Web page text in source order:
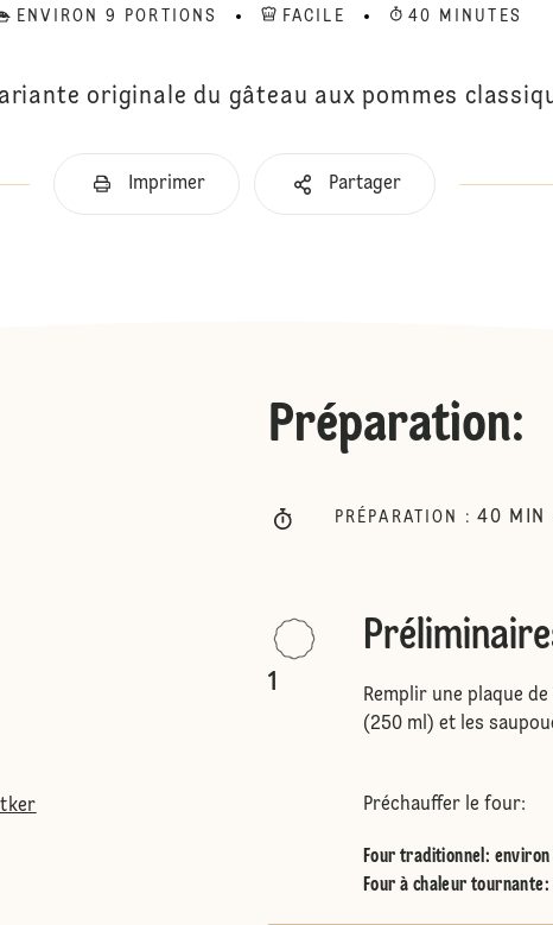
ENVIRON 9 PORTIONS FACILE 40 MINUTES
originale du gâteau aux pommes
Imprimer Partager
Préparation:
PRÉPARATION : 40 MIN
1
Remplir une plaque
(250 ml) et les
Préchauffer le four:
Four traditionnel : environ
Four à chaleur tournante: